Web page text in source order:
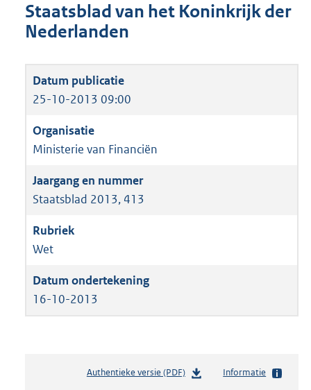
Staatsblad van het Koninkrijk der
Nederlanden
25-10-2013 09:00
Ministerie van Financiën
Staatsblad 2013, 413
Wet
16-10-2013
Authentieke versie (PDF)b
Informatie